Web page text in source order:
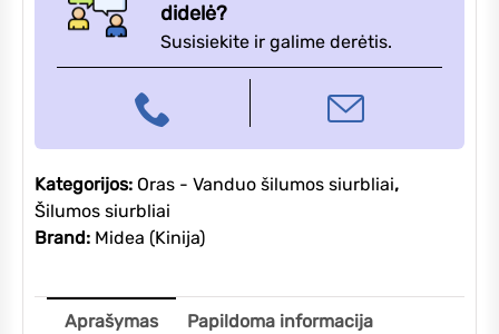
didelė?
Susisiekite ir galime derėtis.
Kategorijos: Oras - Vanduo šilumos siurbliai,
Šilumos siurbliai
Brand: Midea (Kinija)
Aprašymas Papildoma informacija